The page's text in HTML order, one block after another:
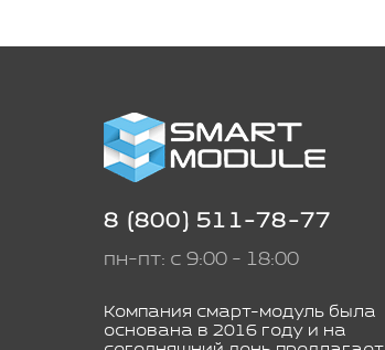
8 (800) 511-78-77
пн-пт: с 9:00 - 18:00
Компания смарт-модуль была
основана в 2016 году и на